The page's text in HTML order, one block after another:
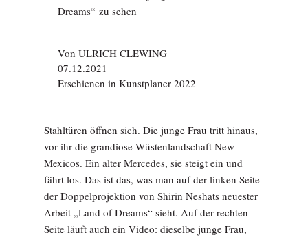
Dreams“ zu sehen
Von ULRICH CLEWING
07.12.2021
Erschienen in Kunstplaner 2022
Stahltüren öffnen sich. Die junge Frau tritt hinaus,
vor ihr die grandiose Wüstenlandschaft New
Mexicos. Ein alter Mercedes, sie steigt ein und
fährt los. Das ist das, was man auf der linken Seite
der Doppelprojektion von Shirin Neshats neuester
Arbeit „Land of Dreams“ sieht. Auf der rechten
Seite läuft auch ein Video: dieselbe junge Frau,